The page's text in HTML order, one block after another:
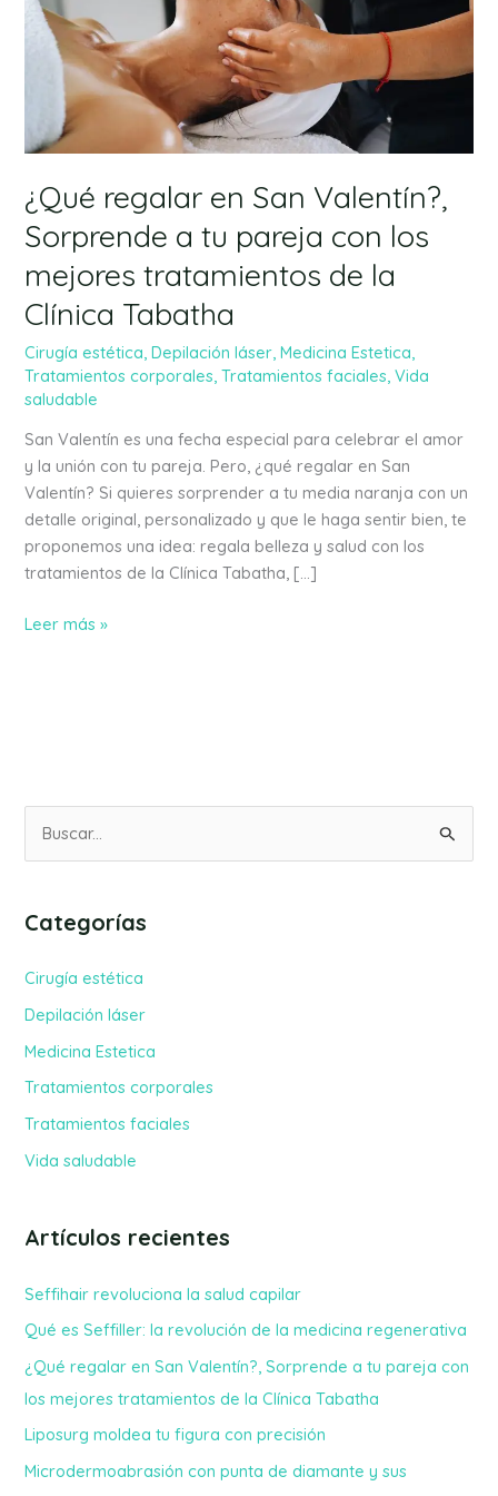
¿Qué regalar en San Valentín?,
Sorprende a tu pareja con los
mejores tratamientos de la
Clínica Tabatha
Cirugía estética,Depilación láser,Medicina Estetica,
Tratamientos corporales,Tratamientos faciales,Vida
saludable
San Valentín es una fecha especial para celebrar el amor
y la unión con tu pareja. Pero, ¿qué regalar en San
Valentín? Si quieres sorprender a tu media naranja con un
detalle original, personalizado y que le haga sentir bien, te
proponemos una idea: regala belleza y salud con los
tratamientos de la Clínica Tabatha, […]
pareja
los
mejores
tratamientos
de
la
Clínica
Tabatha
Leer más »
c
o
r
Categorías
Cirugía estética
Depilación láser
Medicina Estetica
Tratamientos corporales
Tratamientos faciales
Vida saludable
Artículos recientes
Seffihair revoluciona la salud capilar
Qué es Seffiller: la revolución de la medicina regenerativa
¿Qué regalar en San Valentín?, Sorprende a tu pareja con
los mejores tratamientos de la Clínica Tabatha
Liposurg moldea tu figura con precisión
Microdermoabrasión con punta de diamante y sus